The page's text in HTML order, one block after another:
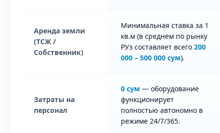
Аренда земли
(ТСЖ /
Собственник)
Минимальная ставка за 1
кв.м (в среднем по рынку
РУз составляет всего 200
000 – 500 000 сум).
Затраты на
персонал
0 сум — оборудование
функционирует
полностью автономно в
режиме 24/7/365.